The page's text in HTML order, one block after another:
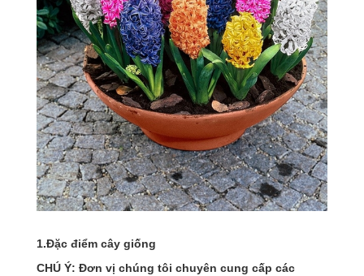
1.Đặc điểm cây giống
CHÚ Ý: Đơn vị chúng tôi chuyên cung cấp các